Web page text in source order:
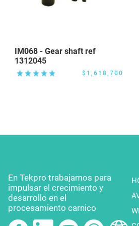
IM068 - Gear shaft ref
1312045
$1,618,700
En Tekpro trabajamos para
impulsar el crecimiento y
desarrollo en el
procesamiento carnico